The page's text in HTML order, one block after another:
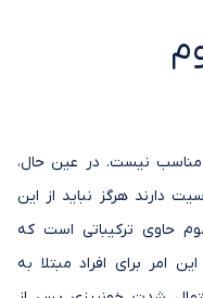
مناسب نیست. در عین حال،
دارند هرگز نباید از این
حاوی ترکیباتی است که
امر برای افراد مبتلا به